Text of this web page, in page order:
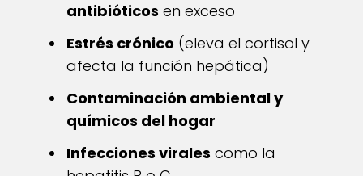
antibióticos en exceso
Estrés crónico (eleva el cortisol y
afecta la función hepática)
Contaminación ambiental y
químicos del hogar
Infecciones virales como la